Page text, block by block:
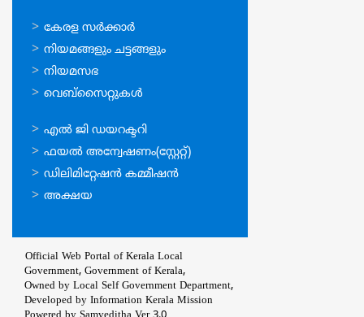
ഉപയോഗപ്രദമായ
കണ്ണികള്‍
കേരള സര്‍ക്കാര്‍
നിയമങ്ങളും ചട്ടങ്ങളും
നിയമസഭ
വെബ്സൈറ്റുകള്‍
ഉപയോഗപ്രദമായ
കണ്ണികള്‍
എല്‍ ജി ഡയറക്ടറി
ഫയല്‍ അന്വേഷണം(സ്റ്റേറ്റ്)
ഡിലിമിറ്റേഷന്‍ കമ്മീഷന്‍
അക്ഷയ
Official Web Portal of Kerala Local
Government, Government of Kerala,
Owned by Local Self Government Department,
Developed by Information Kerala Mission